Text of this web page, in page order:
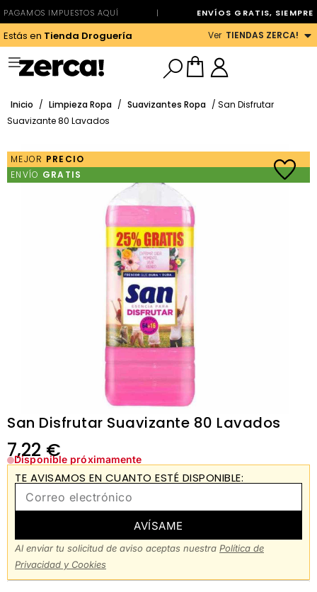
PAGAMOS IMPUESTOS AQUÍ | ENVÍOS GRATIS, SIEMPRE
Estás en Tienda Droguería Ver TIENDAS ZERCA!
Inicio / Limpieza Ropa / Suavizantes Ropa / San Disfrutar
Suavizante 80 Lavados
MEJOR PRECIO
ENVÍO GRATIS
San Disfrutar Suavizante 80 Lavados
7,22 €
Disponible próximamente
TE AVISAMOS EN CUANTO ESTÉ DISPONIBLE:
AVÍSAME
Al enviar tu solicitud de aviso aceptas nuestra Política de
Privacidad y Cookies